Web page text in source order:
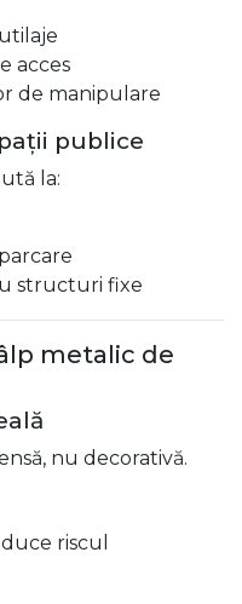
acces
de manipulare
publice
la:
structuri fixe
metalic de
nu decorativă.
riscul